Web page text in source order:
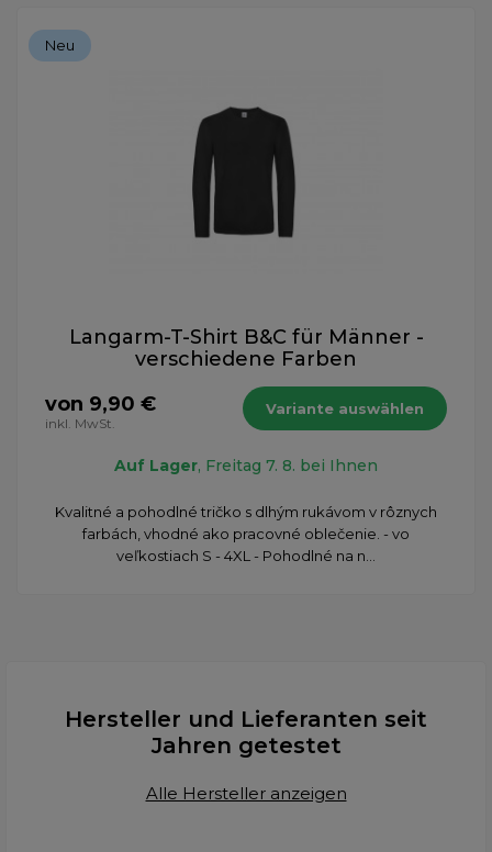
Neu
Langarm-T-Shirt B&C für Männer -
verschiedene Farben
von 9,90 €
inkl. MwSt.
Variante auswählen
Auf Lager, Freitag 7. 8. bei Ihnen
​Kvalitné a pohodlné tričko s dlhým rukávom v rôznych
farbách, vhodné ako pracovné oblečenie. - vo
veľkostiach S - 4XL - Pohodlné na n...
Hersteller und Lieferanten seit
Jahren getestet
Alle Hersteller anzeigen